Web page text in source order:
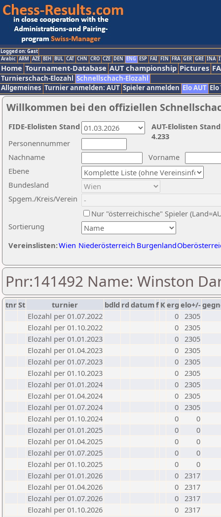
Logged on: Gast
Arabic ARM AZE BIH BUL CAT CHN CRO CZE DEN ENG ESP FAI FIN FRA GER GRE INA
Home Tournament-Database AUT championship Pictures
Turnierschach-Elozahl Schnellschach-Elozahl
Allgemeines Turnier anmelden: AUT Spieler anmelden Elo AUT
Willkommen bei den offiziellen
Nachname
Vorname
Ebene
Sortierung
Personennummer
Bundesland
Spgem./Kreis/Verein
Nur "österreichische" Spieler
Vereinslisten:Wien Niederösterreich Burgenland
AUT-Elolisten
4.233
FIDE-Elolisten Stand
Pnr:141492 Name: Winston
tnrSt turnier bdld rd datumf Kerg elo+/-
Elozahl per 01.07.2022
0 2305
Elozahl per 01.10.2022
0 2305
Elozahl per 01.01.2023
0 2305
Elozahl per 01.04.2023
0 2305
Elozahl per 01.07.2023
0 2305
Elozahl per 01.10.2023
0 2305
Elozahl per 01.01.2024
0 2305
Elozahl per 01.04.2024
0 2305
Elozahl per 01.07.2024
0 2305
Elozahl per 01.10.2024
0
0
Elozahl per 01.01.2025
0
0
Elozahl per 01.04.2025
0
0
Elozahl per 01.07.2025
0
0
Elozahl per 01.10.2025
0
0
Elozahl per 01.01.2026
0 2317
Elozahl per 01.04.2026
0 2317
Elozahl per 01.07.2026
0 2317
Elozahl per 01.10.2026
0 2317